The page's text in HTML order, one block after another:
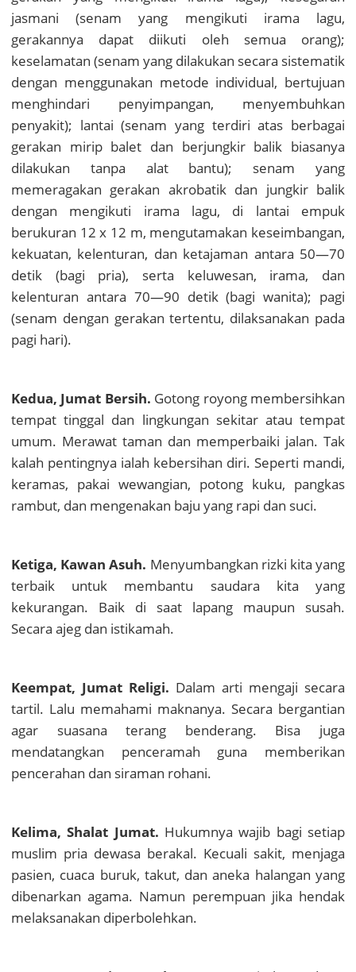
jasmani (senam yang mengikuti irama lagu,
gerakannya dapat diikuti oleh semua orang);
keselamatan (senam yang dilakukan secara sistematik
dengan menggunakan metode individual, bertujuan
menghindari penyimpangan, menyembuhkan
penyakit); lantai (senam yang terdiri atas berbagai
gerakan mirip balet dan berjungkir balik biasanya
dilakukan tanpa alat bantu); senam yang
memeragakan gerakan akrobatik dan jungkir balik
dengan mengikuti irama lagu, di lantai empuk
berukuran 12 x 12 m, mengutamakan keseimbangan,
kekuatan, kelenturan, dan ketajaman antara 50—70
detik (bagi pria), serta keluwesan, irama, dan
kelenturan antara 70—90 detik (bagi wanita); pagi
(senam dengan gerakan tertentu, dilaksanakan pada
pagi hari).
Kedua, Jumat Bersih. Gotong royong membersihkan
tempat tinggal dan lingkungan sekitar atau tempat
umum. Merawat taman dan memperbaiki jalan. Tak
kalah pentingnya ialah kebersihan diri. Seperti mandi,
keramas, pakai wewangian, potong kuku, pangkas
rambut, dan mengenakan baju yang rapi dan suci.
Ketiga, Kawan Asuh. Menyumbangkan rizki kita yang
terbaik untuk membantu saudara kita yang
kekurangan. Baik di saat lapang maupun susah.
Secara ajeg dan istikamah.
Keempat, Jumat Religi. Dalam arti mengaji secara
tartil. Lalu memahami maknanya. Secara bergantian
agar suasana terang benderang. Bisa juga
mendatangkan penceramah guna memberikan
pencerahan dan siraman rohani.
Kelima, Shalat Jumat. Hukumnya wajib bagi setiap
muslim pria dewasa berakal. Kecuali sakit, menjaga
pasien, cuaca buruk, takut, dan aneka halangan yang
dibenarkan agama. Namun perempuan jika hendak
melaksanakan diperbolehkan.